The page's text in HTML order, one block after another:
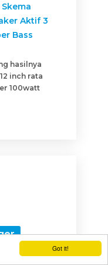
Got it!
Skema
Aktif 3
Bass
hasilnya
inch rata
100watt